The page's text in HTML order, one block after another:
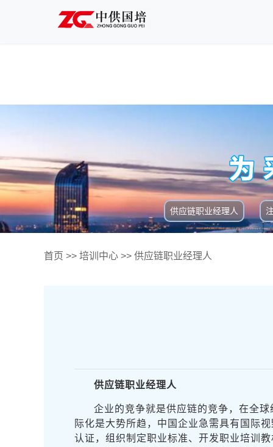
供应链职业经理人
首页 >> 培训中心 >> 供应链职业经理人
供应链职业经理人
企业的竞争就是供应链的竞争，在全
际化是大势所趋，中国企业急需具有国际
认证，组织制定职业标准、开发职业培训